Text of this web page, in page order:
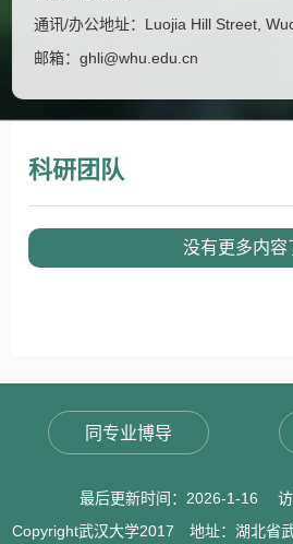
通讯/办公地址： Luojia Hill Street,
邮箱：ghli@whu.edu.cn
科研团队
没有更多内容
同专业博导
最后更新时间： 2026-1-16
Copyright武汉大学2017 地址：湖北省